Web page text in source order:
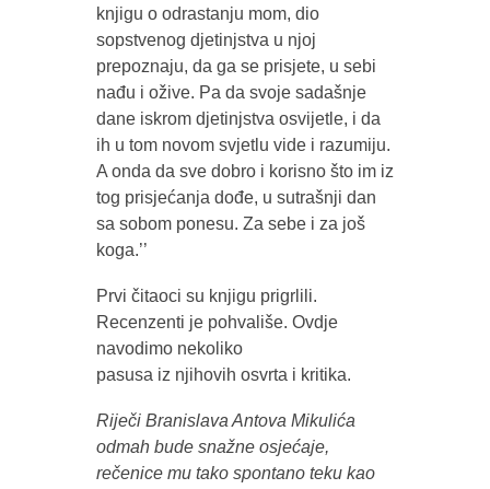
knjigu o odrastanju mom, dio
sopstvenog djetinjstva u njoj
prepoznaju, da ga se prisjete, u sebi
nađu i ožive. Pa da svoje sadašnje
dane iskrom djetinjstva osvijetle, i da
ih u tom novom svjetlu vide i razumiju.
A onda da sve dobro i korisno što im iz
tog prisjećanja dođe, u sutrašnji dan
sa sobom ponesu. Za sebe i za još
koga.’’
Prvi čitaoci su knjigu prigrlili.
Recenzenti je pohvališe. Ovdje
navodimo nekoliko
pasusa iz njihovih osvrta i kritika.
Riječi Branislava Antova Mikulića
odmah bude snažne osjećaje,
rečenice mu tako spontano teku kao